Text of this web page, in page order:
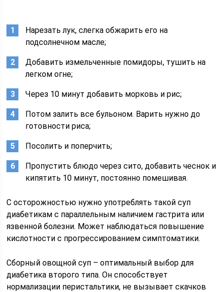
Нарезать лук, слегка обжарить его на
подсолнечном масле;
Добавить измельченные помидоры, тушить на
легком огне;
Через 10 минут добавить морковь и рис;
Потом залить все бульоном. Варить нужно до
готовности риса;
Посолить и поперчить;
Пропустить блюдо через сито, добавить чеснок и
кипятить 10 минут, постоянно помешивая.
С осторожностью нужно употреблять такой суп
диабетикам с параллельным наличием гастрита или
язвенной болезни. Может наблюдаться повышение
кислотности с прогрессированием симптоматики.
Сборный овощной суп – оптимальный выбор для
диабетика второго типа. Он способствует
нормализации перистальтики, не вызывает скачков